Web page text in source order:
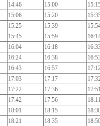
14:46 15:00
15:06 15:20
15:25 15:39
15:45 15:59
16:04 16:18
16:24 16:38
16:43 16:57
17:03 17:17
17:22 17:36 17:51
17:42 17:56 18:11
18:01 18:15
18:21 18:35